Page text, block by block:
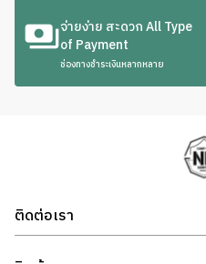
จ่ายง่าย สะดวก All Type
of Payment
ช่องทางชำระเงินหลากหลาย
ติดต่อเรา